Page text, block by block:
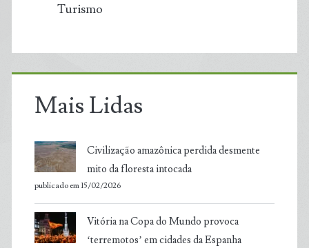
Turismo
Mais Lidas
Civilização amazônica perdida desmente
mito da floresta intocada
publicado em 15/02/2026
Vitória na Copa do Mundo provoca
‘terremotos’ em cidades da Espanha